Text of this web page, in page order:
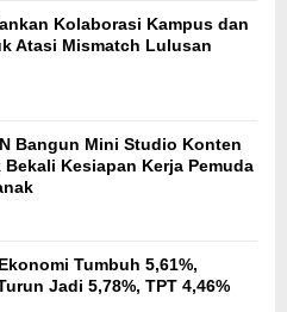
Kolaborasi Kampus dan
Atasi Mismatch Lulusan
Bangun Mini Studio Konten
Kesiapan Kerja Pemuda
Tumbuh 5,61%,
Jadi 5,78%, TPT 4,46%